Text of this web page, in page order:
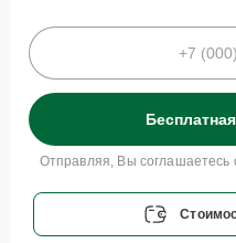
Отправляя, Вы соглашаетесь